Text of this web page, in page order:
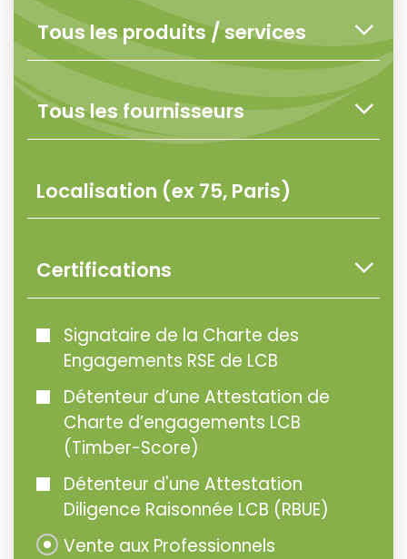
Certifications
Signataire de la Charte des
Engagements RSE de LCB
Détenteur d’une Attestation de
Charte d’engagements LCB
(Timber-Score)
Détenteur d'une Attestation
Diligence Raisonnée LCB (RBUE)
Vente aux Professionnels